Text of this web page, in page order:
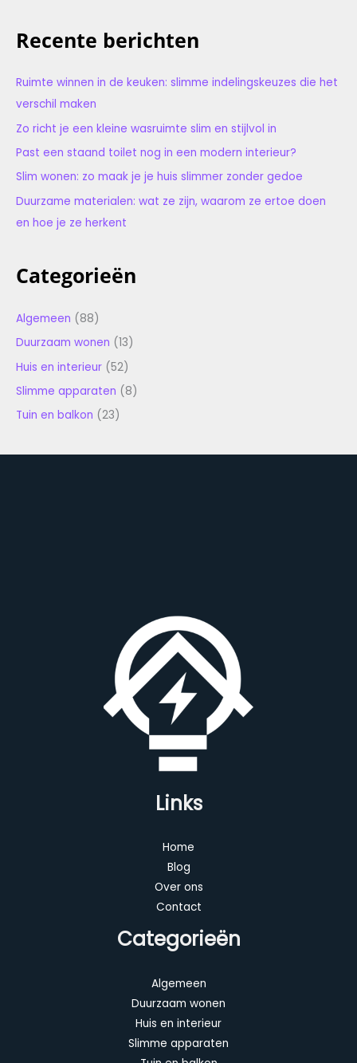
Recente berichten
Ruimte winnen in de keuken: slimme indelingskeuzes die het
verschil maken
Zo richt je een kleine wasruimte slim en stijlvol in
Past een staand toilet nog in een modern interieur?
Slim wonen: zo maak je je huis slimmer zonder gedoe
Duurzame materialen: wat ze zijn, waarom ze ertoe doen
en hoe je ze herkent
Categorieën
Algemeen (88)
Duurzaam wonen (13)
Huis en interieur (52)
Slimme apparaten (8)
Tuin en balkon (23)
Links
Home
Blog
Over ons
Contact
Categorieën
Algemeen
Duurzaam wonen
Huis en interieur
Slimme apparaten